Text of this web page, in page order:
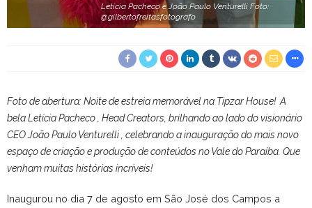
Letícia Pacheco e João Paulo Venturelli Foto:
@gilbertofreitasfotografo
Foto de abertura: Noite de estreia memorável na Tipzar House! A
bela Letícia Pacheco , Head Creators, brilhando ao lado do visionário
CEO João Paulo Venturelli , celebrando a inauguração do mais novo
espaço de criação e produção de conteúdos no Vale do Paraíba. Que
venham muitas histórias incríveis!
Inaugurou no dia 7 de agosto em São José dos Campos a